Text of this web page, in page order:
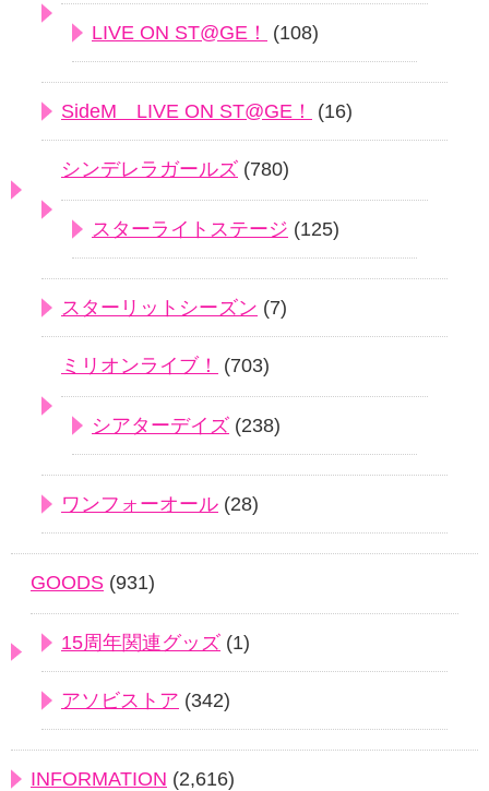
LIVE ON ST@GE！ (108)
SideM LIVE ON ST@GE！ (16)
シンデレラガールズ (780)
スターライトステージ (125)
スターリットシーズン (7)
ミリオンライブ！ (703)
シアターデイズ (238)
ワンフォーオール (28)
GOODS (931)
15周年関連グッズ (1)
アソビストア (342)
INFORMATION (2,616)